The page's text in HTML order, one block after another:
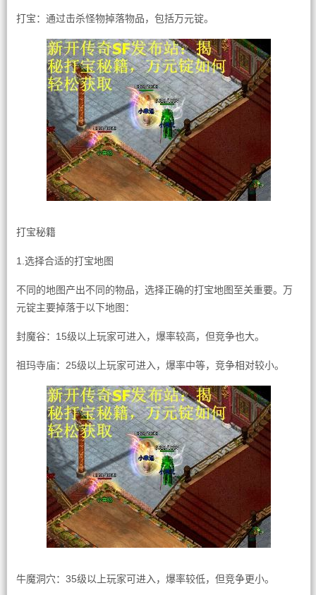
打宝：通过击杀怪物掉落物品，包括万元锭。
打宝秘籍
1.选择合适的打宝地图
不同的地图产出不同的物品，选择正确的打宝地图至关重要。万
元锭主要掉落于以下地图：
封魔谷：15级以上玩家可进入，爆率较高，但竞争也大。
祖玛寺庙：25级以上玩家可进入，爆率中等，竞争相对较小。
牛魔洞穴：35级以上玩家可进入，爆率较低，但竞争更小。